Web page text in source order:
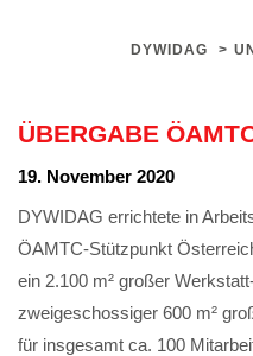
DYWIDAG >
ÜBERGABE
19. November 2020
DYWIDAG errichtete in
ÖAMTC-Stützpunkt
ein 2.100 m² großer
zweigeschossiger 600 m²
für insgesamt ca. 100